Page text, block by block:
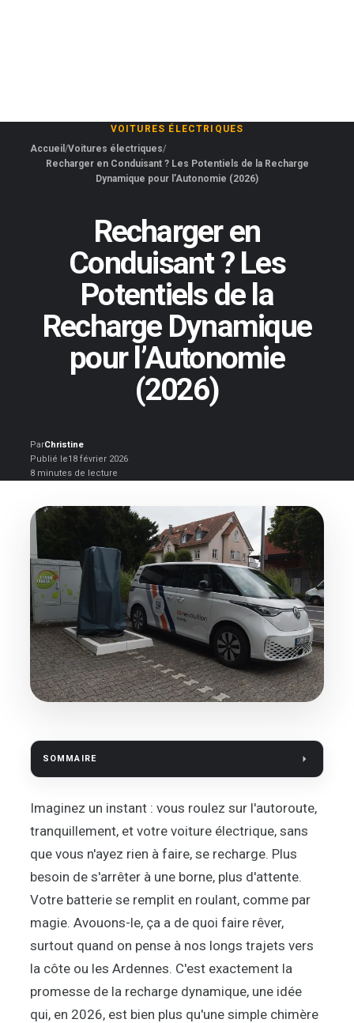
VOITURES ÉLECTRIQUES
Accueil Voitures électriques
Recharger en Conduisant ? Les Potentiels de la Recharge
Dynamique pour l’Autonomie (2026)
Recharger en
Conduisant ? Les
Potentiels de la
Recharge Dynamique
pour l’Autonomie
(2026)
ParChristine
Publié le18 février 2026
8 minutes de lecture
SOMMAIRE
Imaginez un instant : vous roulez sur l'autoroute,
tranquillement, et votre voiture électrique, sans
que vous n'ayez rien à faire, se recharge. Plus
besoin de s'arrêter à une borne, plus d'attente.
Votre batterie se remplit en roulant, comme par
magie. Avouons-le, ça a de quoi faire rêver,
surtout quand on pense à nos longs trajets vers
la côte ou les Ardennes. C'est exactement la
promesse de la recharge dynamique, une idée
qui, en 2026, est bien plus qu'une simple chimère